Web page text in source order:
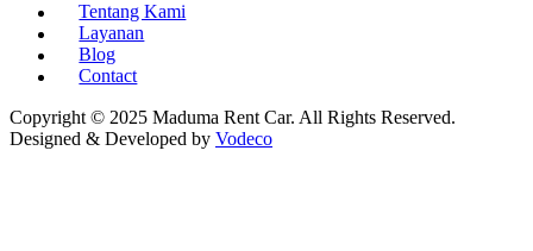
Tentang Kami
Layanan
Blog
Contact
Copyright © 2025 Maduma Rent Car. All Rights Reserved.
Designed & Developed by Vodeco